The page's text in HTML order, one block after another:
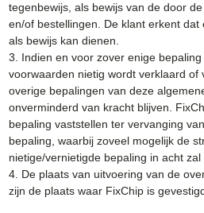
tegenbewijs, als bewijs van de door
en/of bestellingen. De klant erkent
als bewijs kan dienen.
3. Indien en voor zover enige
voorwaarden nietig wordt verklaard of
overige bepalingen van deze
onverminderd van kracht blijven.
bepaling vaststellen ter vervanging
bepaling, waarbij zoveel mogelijk de
nietige/vernietigde bepaling in acht zal
4. De plaats van uitvoering van de
zijn de plaats waar FixChip is